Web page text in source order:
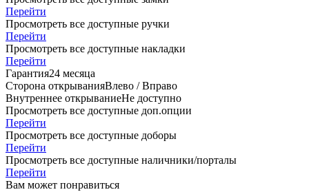
Перейти
Просмотреть все доступные ручки
Перейти
Просмотреть все доступные накладки
Перейти
Гарантия24 месяца
Сторона открыванияВлево / Вправо
Внутреннее открываниеНе доступно
Просмотреть все доступные доп.опции
Перейти
Просмотреть все доступные доборы
Перейти
Просмотреть все доступные наличники/порталы
Перейти
Вам может понравиться